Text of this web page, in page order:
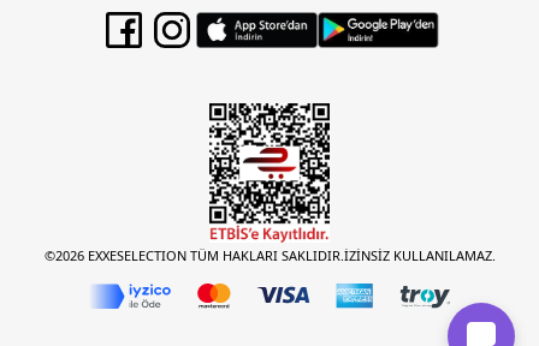
©2026 EXXESELECTION TÜM HAKLARI SAKLIDIR.İZİNSİZ KULLANILAMAZ.